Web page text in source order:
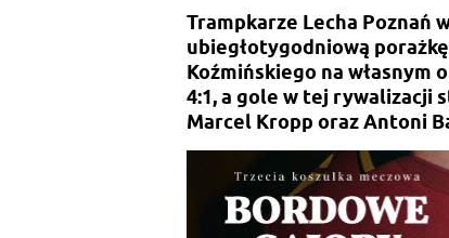
Trampkarze Lecha Poznań
ubiegłotygodniową porażkę
Koźmińskiego na własnym
4:1, a gole w tej rywalizacji
Marcel Kropp oraz Antoni